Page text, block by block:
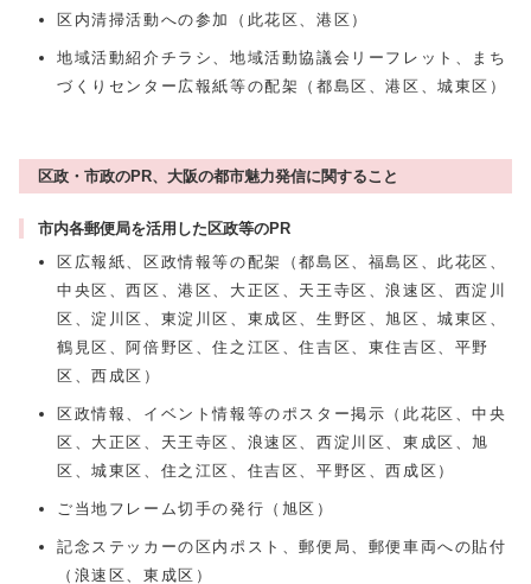
区内清掃活動への参加（此花区、港区）
地域活動紹介チラシ、地域活動協議会リーフレット、まち
づくりセンター広報紙等の配架（都島区、港区、城東区）
区政・市政のPR、大阪の都市魅力発信に関すること
市内各郵便局を活用した区政等のPR
区広報紙、区政情報等の配架（都島区、福島区、此花区、
中央区、西区、港区、大正区、天王寺区、浪速区、西淀川
区、淀川区、東淀川区、東成区、生野区、旭区、城東区、
鶴見区、阿倍野区、住之江区、住吉区、東住吉区、平野
区、西成区）
区政情報、イベント情報等のポスター掲示（此花区、中央
区、大正区、天王寺区、浪速区、西淀川区、東成区、旭
区、城東区、住之江区、住吉区、平野区、西成区）
ご当地フレーム切手の発行（旭区）
記念ステッカーの区内ポスト、郵便局、郵便車両への貼付
（浪速区、東成区）